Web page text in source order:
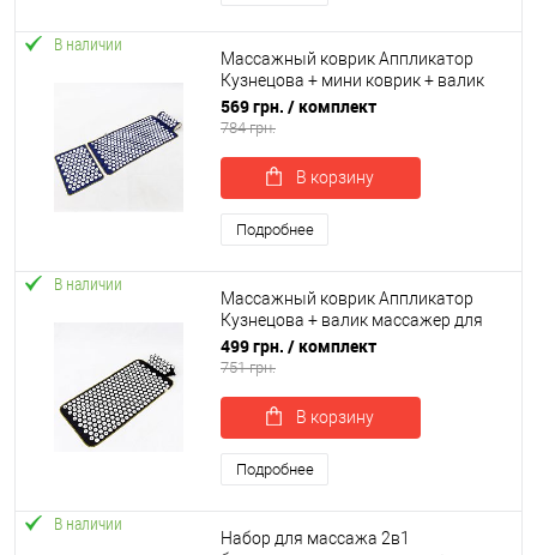
В наличии
Массажный коврик Аппликатор
Кузнецова + мини коврик + валик
массажер для спины/шеи/ног
OSPORT Set №2 (n-0022)
569 грн. / комплект
784 грн.
В корзину
Подробнее
В наличии
Массажный коврик Аппликатор
Кузнецова + валик массажер для
спины/шеи/ног/стоп OSPORT Lite
ECO 80 (apl-027)
499 грн. / комплект
751 грн.
В корзину
Подробнее
В наличии
Набор для массажа 2в1